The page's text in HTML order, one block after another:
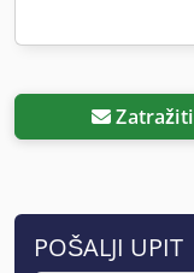
Zatražiti
POŠALJI UPIT